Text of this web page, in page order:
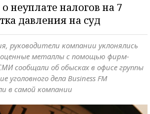
неуплате налогов на 7
давления на суд
руководители компании уклонялись
металлы с помощью фирм-
сообщали об обысках в офисе группы
уголовного дела Business FM
в самой компании